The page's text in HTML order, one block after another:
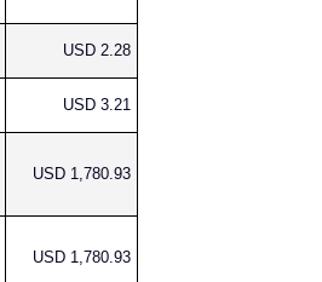
USD 2.28
USD 3.21
USD 1,780.93
USD 1,780.93